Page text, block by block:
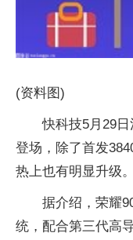
(资料图)
快科技5月29
登场，除了首发
热上也有明显升级。
据介绍，荣耀
统，配合第三代高